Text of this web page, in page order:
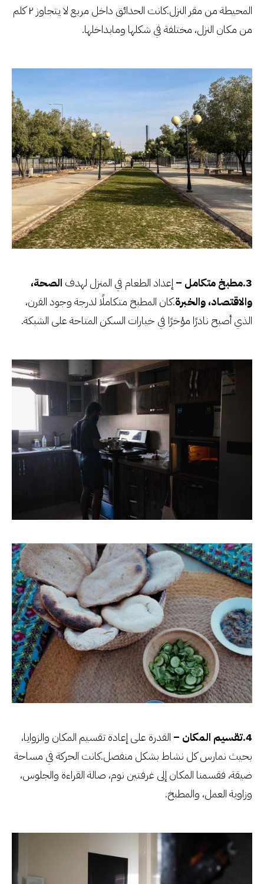
المحيطة من مقر النزل.كانت الحدائق داخل مربع لا يتجاوز ٢ كلم
من مكان النزل، مختلفة في شكلها ومابداخلها.
3.مطبخ متكامل – إعداد الطعام في المنزل لهدف الصحة،
والاقتصاد، والخبرة.كان المطبخ متكاملًا لدرجة وجود الفرن،
الذي أصبح نادرًا مؤخرًا في خيارات السكن المتاحة على الشبكة.
4.تقسيم المكان –
القدرة على إعادة تقسيم المكان والزوايا،
بحيث نمارس كل نشاط بشكل منفصل.كانت الحركة في مساحة
ضيقة، فقسمنا المكان إلى غرفتين نوم، صالة القراءة والجلوس،
وزاوية العمل، والمطبخ.